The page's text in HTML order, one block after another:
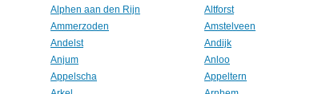
Alphen aan den Rijn Altforst
Ammerzoden Amstelveen
Andelst Andijk
Anjum Anloo
Appelscha Appeltern